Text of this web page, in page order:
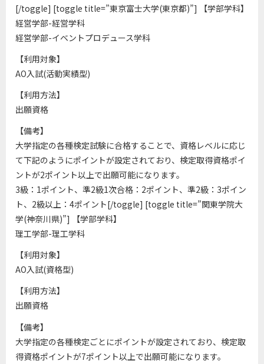
[/toggle] [toggle title=”東京富士大学(東京都)”] 【学部学科】
経営学部-経営学科
経営学部-イベントプロデュース学科
【利用対象】
AO入試(活動実績型)
【利用方法】
出願資格
【備考】
大学指定の各種検定試験に合格することで、資格レベルに応じ
て下記のようにポイントが設定されており、検定取得資格ポイ
ントが2ポイント以上で出願可能になります。
3級：1ポイント、準2級1次合格：2ポイント、準2級：3ポイン
ト、2級以上：4ポイント[/toggle] [toggle title=”関東学院大
学(神奈川県)”] 【学部学科】
理工学部-理工学科
【利用対象】
AO入試(資格型)
【利用方法】
出願資格
【備考】
大学指定の各種検定ごとにポイントが設定されており、検定取
得資格ポイントが7ポイント以上で出願可能になります。